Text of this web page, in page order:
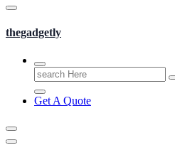
thegadgetly
Search
for:
Get A Quote